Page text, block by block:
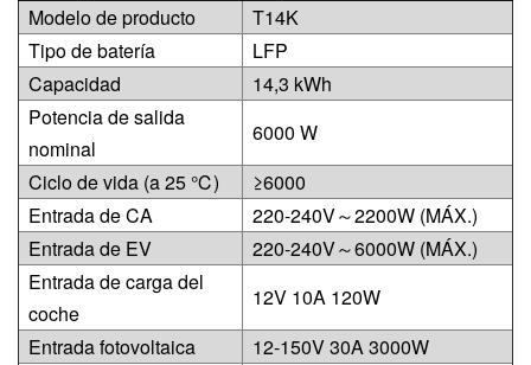
Modelo de producto
T14K
Tipo de batería
LFP
Capacidad
14,3 kWh
Potencia de salida
nominal
6000 W
Ciclo de vida (a 25 ℃)
≥6000
Entrada de CA
220-240V～2200W (MÁX.)
Entrada de EV
220-240V～6000W (MÁX.)
Entrada de carga del
coche
12V 10A 120W
Entrada fotovoltaica
12-150V 30A 3000W